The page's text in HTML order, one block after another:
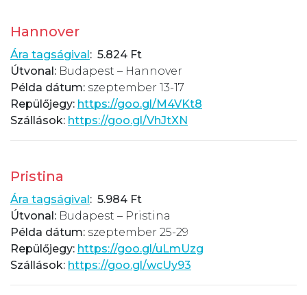
Hannover
Ára tagságival: 5.824 Ft
Útvonal: Budapest – Hannover
Példa dátum: szeptember 13-17
Repülőjegy: https://goo.gl/M4VKt8
Szállások: https://goo.gl/VhJtXN
Pristina
Ára tagságival: 5.984 Ft
Útvonal: Budapest – Pristina
Példa dátum: szeptember 25-29
Repülőjegy: https://goo.gl/uLmUzg
Szállások: https://goo.gl/wcUy93